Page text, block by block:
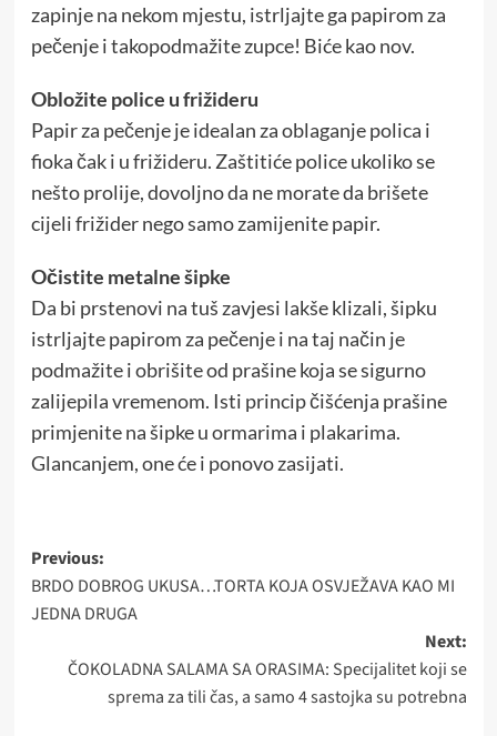
zapinje na nekom mjestu, istrljajte ga papirom za
pečenje i takopodmažite zupce! Biće kao nov.
Obložite police u frižideru
Papir za pečenje je idealan za oblaganje polica i
fioka čak i u frižideru. Zaštitiće police ukoliko se
nešto prolije, dovoljno da ne morate da brišete
cijeli frižider nego samo zamijenite papir.
Očistite metalne šipke
Da bi prstenovi na tuš zavjesi lakše klizali, šipku
istrljajte papirom za pečenje i na taj način je
podmažite i obrišite od prašine koja se sigurno
zalijepila vremenom. Isti princip čišćenja prašine
primjenite na šipke u ormarima i plakarima.
Glancanjem, one će i ponovo zasijati.
Post
navigation
Previous:
BRDO DOBROG UKUSA…TORTA KOJA OSVJEŽAVA KAO MI
JEDNA DRUGA
Next:
ČOKOLADNA SALAMA SA ORASIMA: Specijalitet koji se
sprema za tili čas, a samo 4 sastojka su potrebna